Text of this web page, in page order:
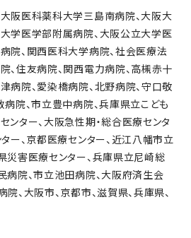
阪医科薬科大学三島南病院、大阪大
学医学部附属病院、大阪公立大学医
院、関西医科大学病院、社会医療法
、住友病院、関西電力病院、高槻赤十
病院、愛染橋病院、北野病院、守口敬
病院、市立豊中病院、兵庫県立こども
ンター、大阪急性期・総合医療センタ
ー、京都医療センター、近江八幡市立
災害医療センター、兵庫県立尼崎総
病院、市立池田病院、大阪府済生会
、大阪市、京都市、滋賀県、兵庫県、